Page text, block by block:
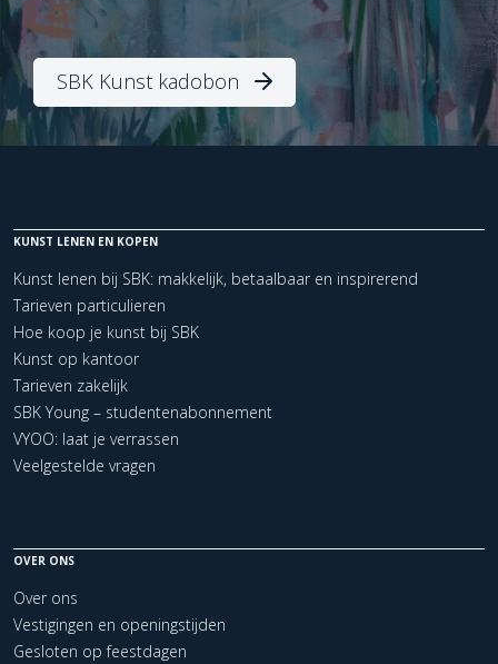
SBK Kunst kadobon
KUNST LENEN EN KOPEN
Kunst lenen bij SBK: makkelijk, betaalbaar en inspirerend
Tarieven particulieren
Hoe koop je kunst bij SBK
Kunst op kantoor
Tarieven zakelijk
SBK Young – studentenabonnement
VYOO: laat je verrassen
Veelgestelde vragen
OVER ONS
Over ons
Vestigingen en openingstijden
Gesloten op feestdagen